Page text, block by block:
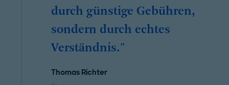
durch günstige Gebühren,
sondern durch echtes
Verständnis."
Thomas Richter